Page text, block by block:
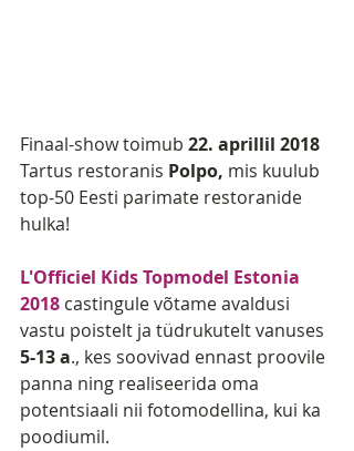
Finaal-show toimub 22. aprillil 2018
Tartus restoranis Polpo, mis kuulub
top-50 Eesti parimate restoranide
hulka!
L'Officiel Kids Topmodel Estonia
2018 castingule võtame avaldusi
vastu poistelt ja tüdrukutelt vanuses
5-13 a., kes soovivad ennast proovile
panna ning realiseerida oma
potentsiaali nii fotomodellina, kui ka
poodiumil.